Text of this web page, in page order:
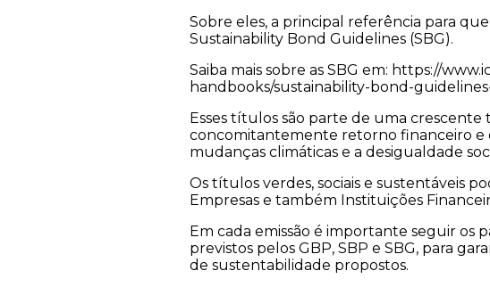
Sobre eles, a principal referência para
Sustainability Bond Guidelines (SBG).
Saiba mais sobre as SBG em: https://
handbooks/sustainability-bond-
Esses títulos são parte de uma
concomitantemente retorno financeiro e
mudanças climáticas e a desigualdade
Os títulos verdes, sociais e sustentáveis
Empresas e também Instituições
Em cada emissão é importante seguir os
previstos pelos GBP, SBP e SBG, para
de sustentabilidade propostos.